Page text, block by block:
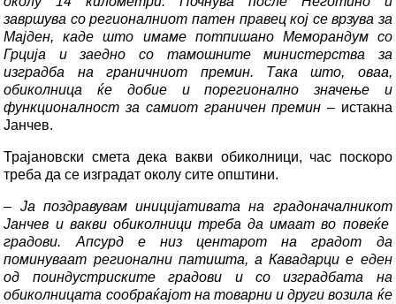
завршува со регионалниот патен правец кој се врзува за
Мајден, каде што имаме потпишано Меморандум со
Грција и заедно со тамошните министерства за
изградба на граничниот премин. Така што, оваа,
обиколница ќе добие и порегионално значење и
функционалност за самиот граничен премин – истакна
Јанчев.
Трајановски смета дека вакви обиколници, час поскоро
треба да се изградат околу сите општини.
– Ја поздравувам иницијативата на градоначалникот
Јанчев и вакви обиколници треба да имаат во повеќе
градови. Апсурд е низ центарот на градот да
поминуваат регионални патишта, а Кавадарци е еден
од поиндустриските градови и со изградбата на
обиколницата сообраќајот на товарни и други возила ќе